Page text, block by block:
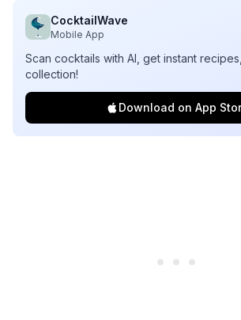
CocktailWave
Mobile App
Scan cocktails with AI, get instant
collection!
Download on App